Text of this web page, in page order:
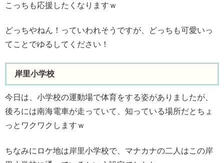
こっちも応援したくなりますｗ
どっちやねん！っていわれそうですが、どっちも可愛いっ
てことでゆるしてください！
岸里小学校
今日は、小学校の運動場で体育をする姿がありましたが、
後ろには南海電車が走っていて、知っている場所だとちょ
っとワクワクしますｗ
ちなみにロケ地は岸里小学校で、マナカナの二人はこの岸